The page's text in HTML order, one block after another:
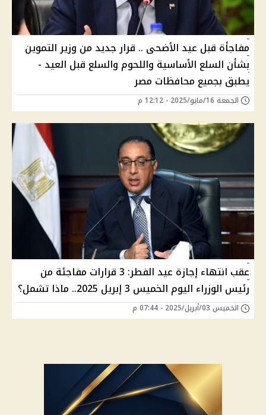
مفاجأة قبل عيد الأضحى .. قرار جديد من وزير التموين
بشأن السلع الأساسية واللحوم والسلع قبل العيد -
يطبق بجميع محافظات مصر
الجمعة 16/مايو/2025 - 12:12 م
عقب انتهاء إجازة عيد الفطر: 3 قرارات مفاجئة من
رئيس الوزراء اليوم الخميس 3 إبريل 2025.. ماذا تشمل؟
الخميس 03/أبريل/2025 - 07:44 م